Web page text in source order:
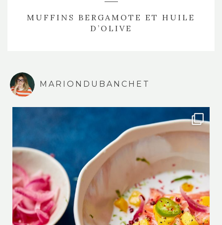
MUFFINS BERGAMOTE ET HUILE
D’OLIVE
MARIONDUBANCHET